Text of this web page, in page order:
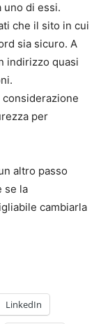
uno di essi.
che il sito in cui
sia sicuro. A
indirizzo quasi
per
altro passo
se la
cambiarla
LinkedIn